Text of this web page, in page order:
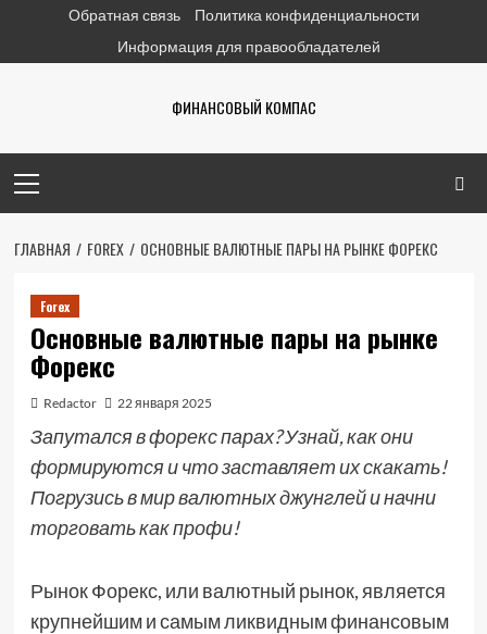
содержимому
Обратная связь
Политика конфиденциальности
Информация для правообладателей
ФИНАНСОВЫЙ КОМПАС
меню
ГЛАВНАЯ FOREX ОСНОВНЫЕ ВАЛЮТНЫЕ ПАРЫ НА РЫНКЕ ФОРЕКС
Forex
Основные валютные пары на рынке
Форекс
Redactor 22 января 2025
Запутался в форекс парах? Узнай, как они
формируются и что заставляет их скакать!
Погрузись в мир валютных джунглей и начни
торговать как профи!
Рынок Форекс, или валютный рынок, является
крупнейшим и самым ликвидным финансовым